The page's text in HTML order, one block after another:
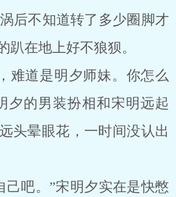
不知道转了多少圈脚才
趴在地上好不狼狈。
道是明夕师妹。你怎么
的男装扮相和宋明远起
头晕眼花，一时间没认出
吧。”宋明夕实在是快憋